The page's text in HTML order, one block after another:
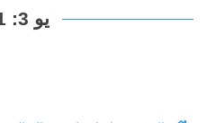
يو 3: 1- 15